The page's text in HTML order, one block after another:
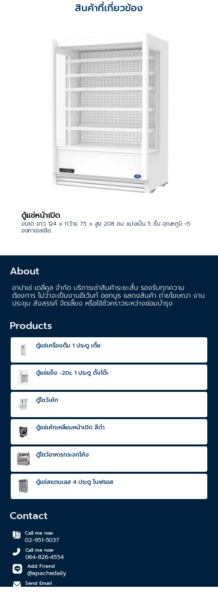
สินค้าที่เกี่ยวข้อง
ตู้แช่หน้าเปิด
ขนาด ยาว 124 x กว้าง 75 x สูง 208 ซม. แบ่งเป็น 5 ชั้น อุณหภูมิ +5
องศาเซลเซีย...
About
อาปาเช่ เดลี่คูล จำกัด บริการเช่าสินค้าระยะสั้น รองรับทุกความ
ต้องการ ไม่ว่าจะเป็นงานอีเว้นท์ ออกบูธ แสดงสินค้า ถ่ายโฆษณา งาน
ประชุม สังสรรค์ จัดเลี้ยง หรือใช้ชั่วคราวระหว่างซ่อมบำรุง
Products
ตู้แช่เครื่องดื่ม 1 ประตู เตี้ย
ตู้แช่แข็ง -20c 1 ประตู ตั้งโต๊ะ
ตู้โชว์เค้ก
ตู้แช่เค้กเหลี่ยมหน้าเปิด สีดำ
ตู้โชว์อาหารกระจกโค้ง
ตู้แช่สแตนเลส 4 ประตู โนฟรอส
Contact
Call me now
02-951-5037
Call me now
064-826-4554
Add Friend
@apachedaily
Send Email